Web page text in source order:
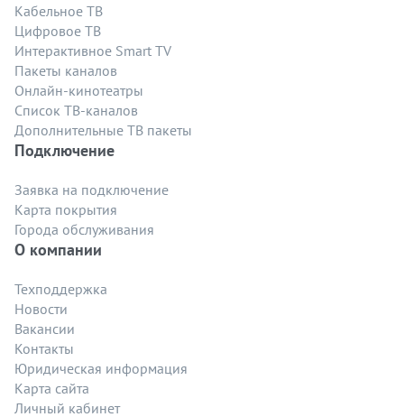
Кабельное ТВ
Цифровое ТВ
Интерактивное Smart TV
Пакеты каналов
Онлайн-кинотеатры
Список ТВ-каналов
Дополнительные ТВ пакеты
Подключение
Заявка на подключение
Карта покрытия
Города обслуживания
О компании
Техподдержка
Новости
Вакансии
Контакты
Юридическая информация
Карта сайта
Личный кабинет